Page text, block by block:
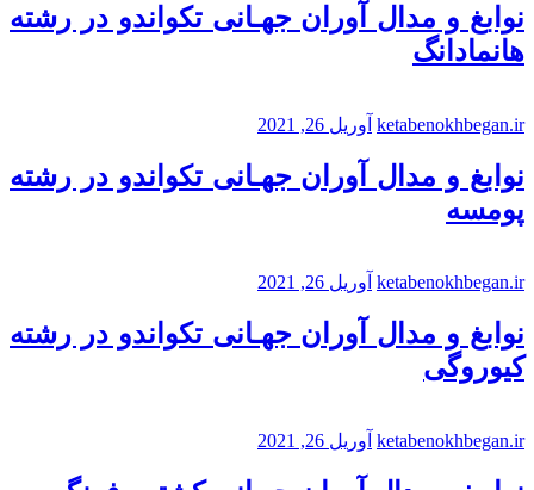
نوابغ و مدال آوران جهـانی تکواندو در رشته
هانمادانگ
ketabenokhbegan.ir آوریل 26, 2021
نوابغ و مدال آوران جهـانی تکواندو در رشته
پومسه
ketabenokhbegan.ir آوریل 26, 2021
نوابغ و مدال آوران جهـانی تکواندو در رشته
کیوروگی
ketabenokhbegan.ir آوریل 26, 2021